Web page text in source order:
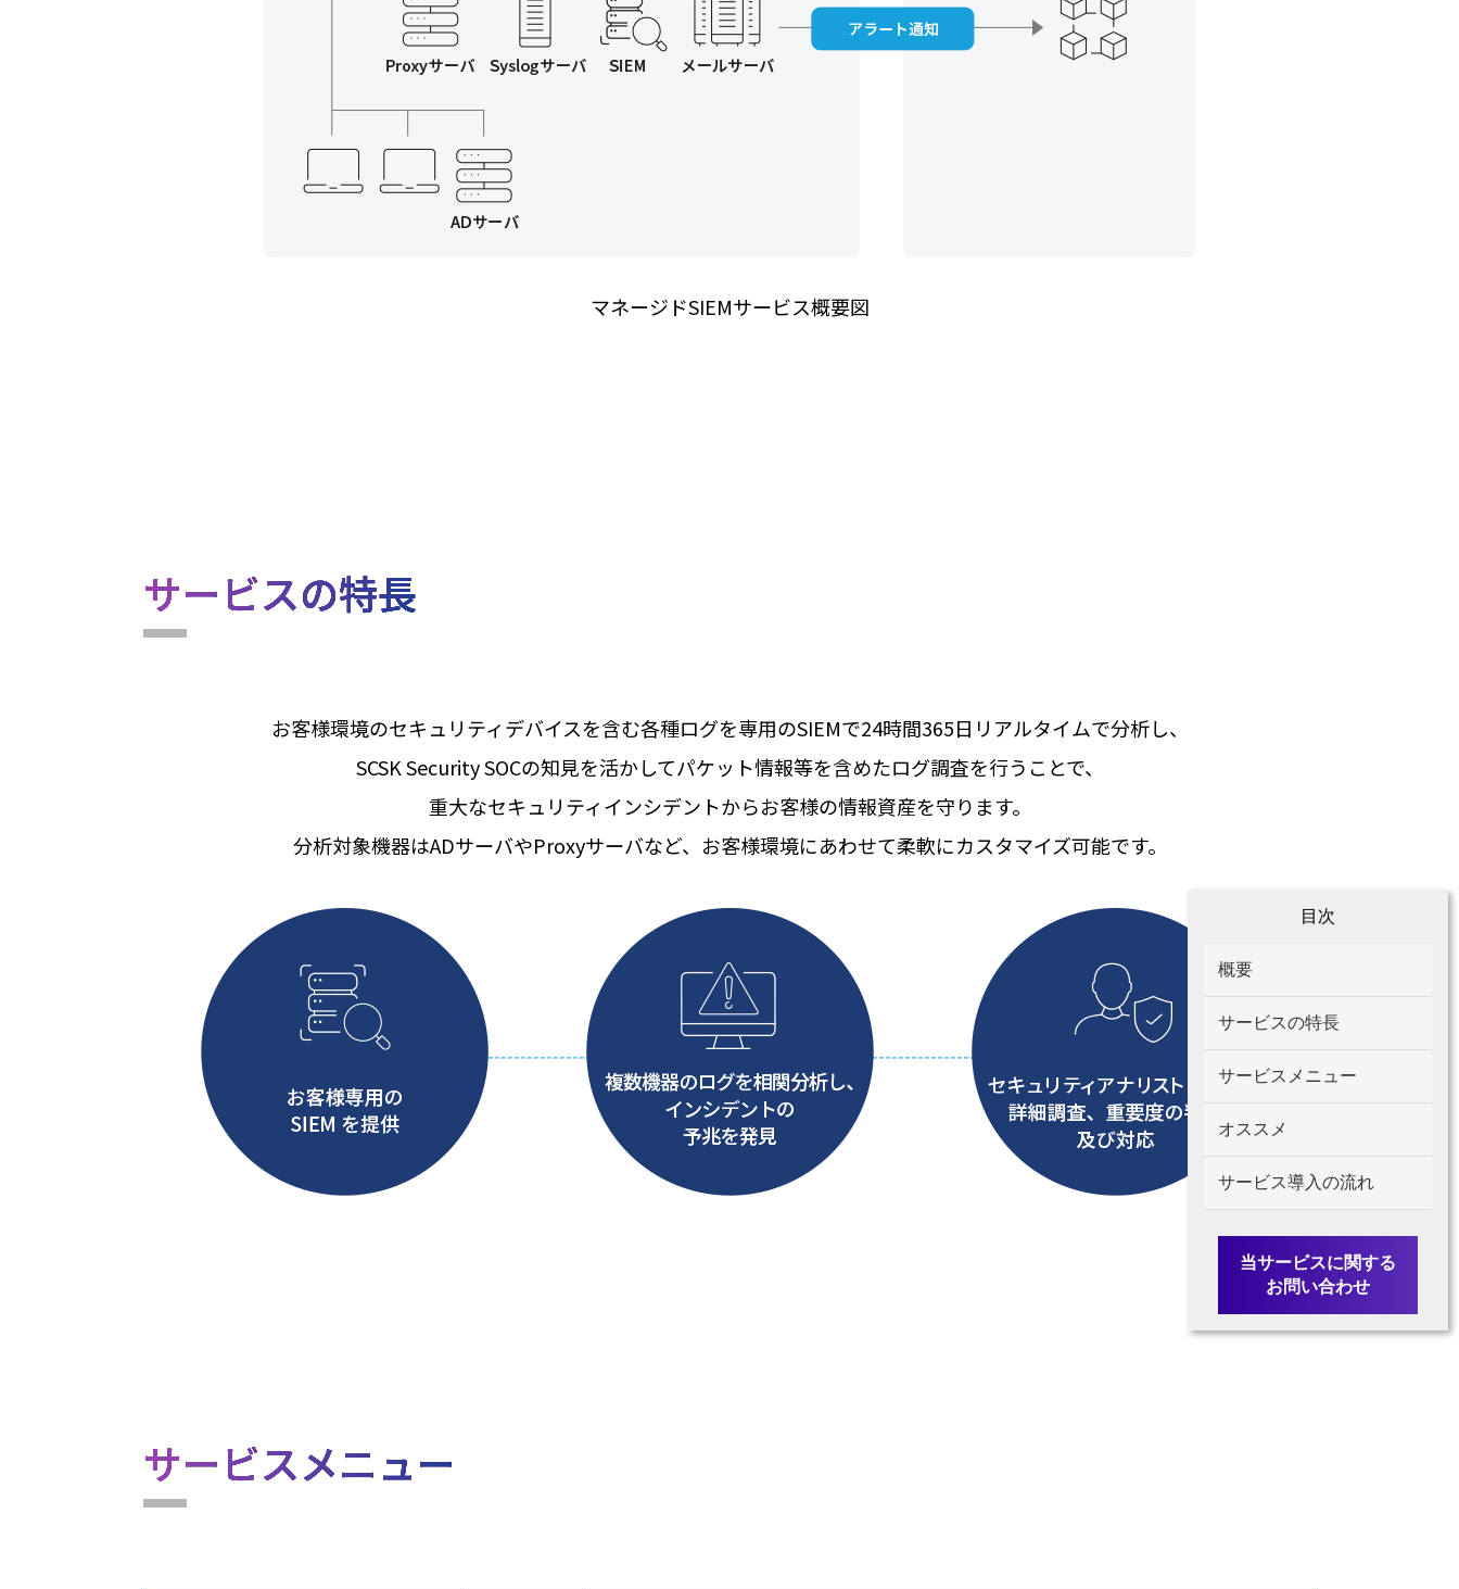
目次
概要
サービスの特長
サービスメニュー
オススメ
サービス導入の流れ
当サービスに関する
お問い合わせ
マネージドSIEMサービス概要図
サービスの特長
お客様環境のセキュリティデバイスを含む各種ログを専用のSIEMで24時間365日リアルタイムで分析し、
SCSK Security SOCの知見を活かしてパケット情報等を含めたログ調査を行うことで、
重大なセキュリティインシデントからお客様の情報資産を守ります。
分析対象機器はADサーバやProxyサーバなど、お客様環境にあわせて柔軟にカスタマイズ可能です。
サービスメニュー